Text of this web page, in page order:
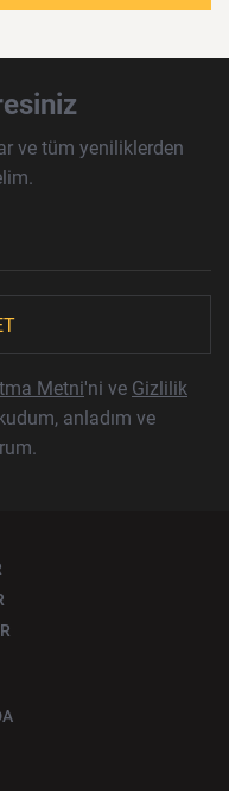
ve tüm yeniliklerden
Metni'ni ve Gizlilik
anladım ve